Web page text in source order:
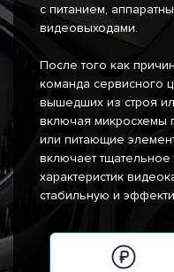
с питанием,
видеовыходами.
После того как
команда сервисного
вышедших из строя
включая микросхемы
или питающие
включает тщательное
характеристик
стабильную и